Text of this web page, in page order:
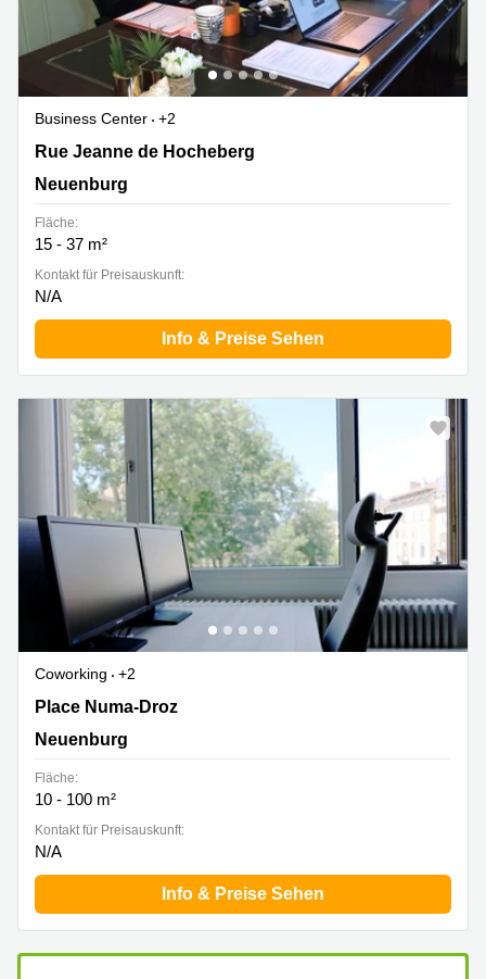
Business Center
+2
Rue Jeanne de Hocheberg, Neuenburg
Rue Jeanne de Hocheberg
Neuenburg
Fläche:
15 - 37 m²
Kontakt für Preisauskunft:
N/A
Info & Preise Sehen
Coworking
+2
Place Numa-Droz 2, Neuenburg
Place Numa-Droz
Neuenburg
Fläche:
10 - 100 m²
Kontakt für Preisauskunft:
N/A
Info & Preise Sehen